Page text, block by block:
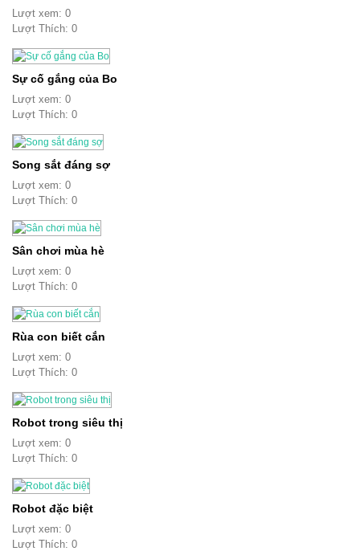
Lượt xem: 0
Lượt Thích: 0
Sự cố gắng của Bo
Lượt xem: 0
Lượt Thích: 0
Song sắt đáng sợ
Lượt xem: 0
Lượt Thích: 0
Sân chơi mùa hè
Lượt xem: 0
Lượt Thích: 0
Rùa con biết cắn
Lượt xem: 0
Lượt Thích: 0
Robot trong siêu thị
Lượt xem: 0
Lượt Thích: 0
Robot đặc biệt
Lượt xem: 0
Lượt Thích: 0